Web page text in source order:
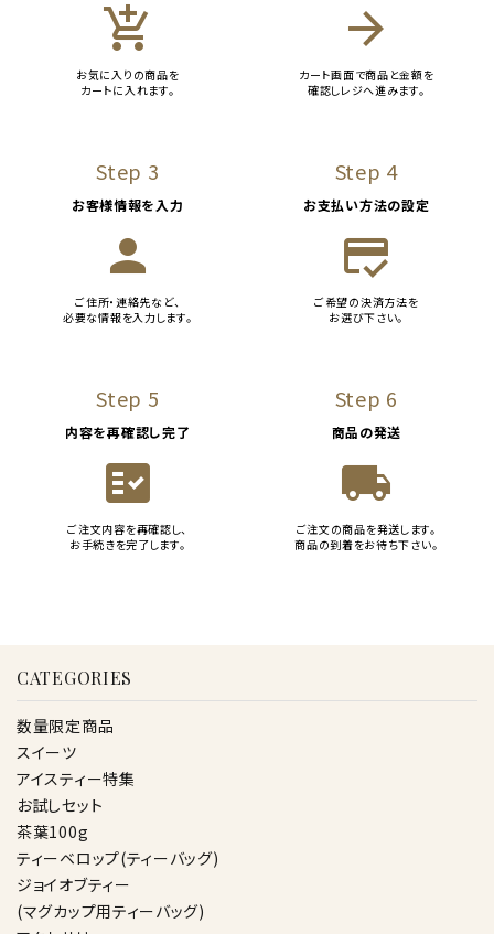
add_shopping_cart
お気に入りの商品を
カートに入れます。
arrow_forward
カート画面で商品と金額を
確認しレジへ進みます。
Step 3
お客様情報を入力
person
ご住所・連絡先など、
必要な情報を入力します。
Step 4
お支払い方法の設定
credit_score
ご希望の決済方法を
お選び下さい。
Step 5
内容を再確認し完了
fact_check
ご注文内容を再確認し、
お手続きを完了します。
Step 6
商品の発送
local_shipping
ご注文の商品を発送します。
商品の到着をお待ち下さい。
CATEGORIES
数量限定商品
スイーツ
アイスティー特集
お試しセット
茶葉100g
ティーベロップ(ティーバッグ)
ジョイオブティー
(マグカップ用ティーバッグ)